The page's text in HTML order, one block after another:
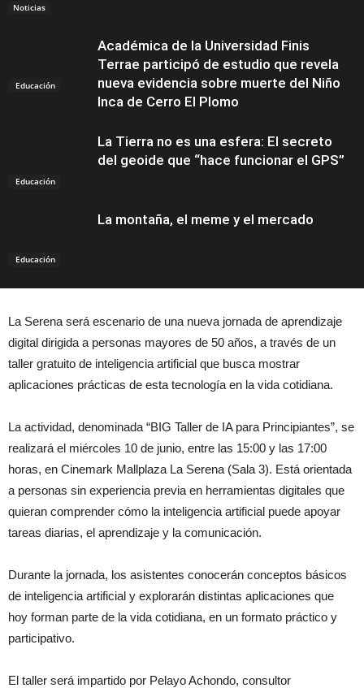
Noticias
Educación
Académica de la Universidad Finis
Terrae participó de estudio que revela
nueva evidencia sobre muerte del Niño
Inca de Cerro El Plomo
Educación
La Tierra no es una esfera: El secreto
del geoide que “hace funcionar el GPS”
Educación
La montaña, el meme y el mercado
La Serena será escenario de una nueva jornada de aprendizaje
digital dirigida a personas mayores de 50 años, a través de un
taller gratuito de inteligencia artificial que busca mostrar
aplicaciones prácticas de esta tecnología en la vida cotidiana.
La actividad, denominada “BIG Taller de IA para Principiantes”, se
realizará el miércoles 10 de junio, entre las 15:00 y las 17:00
horas, en Cinemark Mallplaza La Serena (Sala 3). Está orientada
a personas sin experiencia previa en herramientas digitales que
quieran comprender cómo la inteligencia artificial puede apoyar
tareas diarias, el aprendizaje y la comunicación.
Durante la jornada, los asistentes conocerán conceptos básicos
de inteligencia artificial y explorarán distintas aplicaciones que
hoy forman parte de la vida cotidiana, en un formato práctico y
participativo.
El taller será impartido por Pelayo Achondo, consultor